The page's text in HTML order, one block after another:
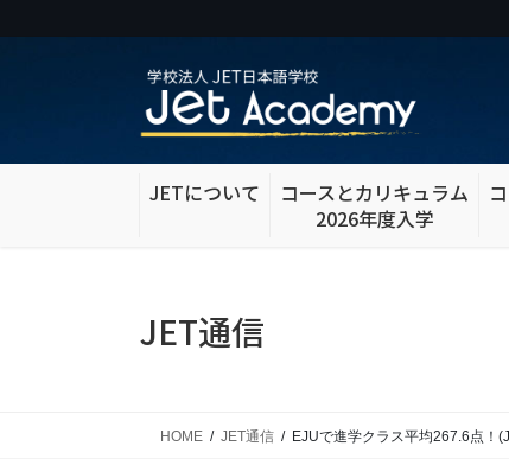
ン
ビ
JETについて
コースとカリキュラム
2026年度入学
JET通信
HOME JET通信 EJUで進学クラス平均267.6点！